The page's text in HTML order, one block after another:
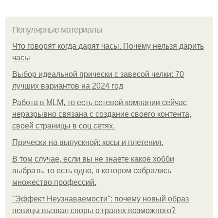
Популярные материалы
Что говорят когда дарят часы. Почему нельзя дарить
часы
Выбор идеальной прически с завесой челки: 70
лучших вариантов на 2024 год
Работа в MLM, то есть сетевой компании сейчас
неразрывно связана с создание своего контента,
своей страницы в соц сетях.
Прически на выпускной: косы и плетения.
В том случае, если вы не знаете какое хобби
выбрать, то есть одно, в котором собрались
множество профессий.
"Эффект Неузнаваемости": почему новый образ
певицы вызвал споры о гранях возможного?